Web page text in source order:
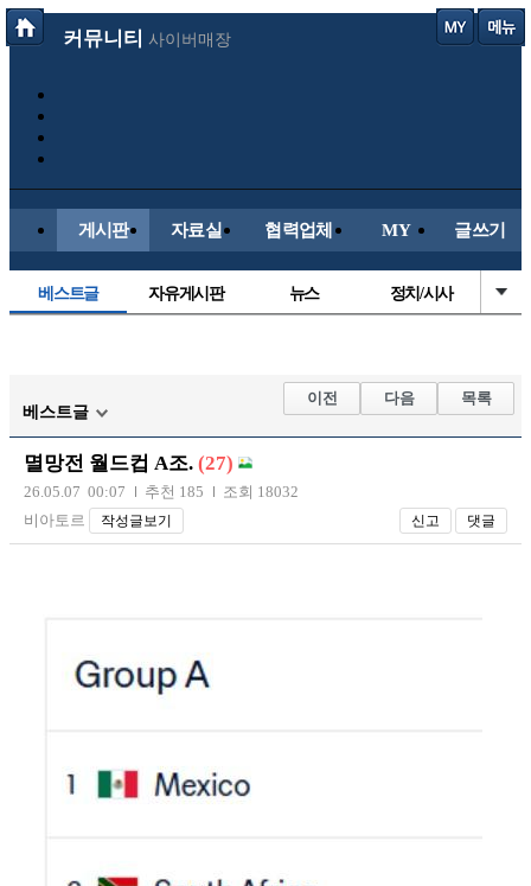
커뮤니티 사이버매장
게시판 자료실 협력업체 MY 글쓰기
베스트글 자유게시판 뉴스 정치/시사
해외축구
국내축구
베스트글
이전 다음 목록
멸망전 월드컵 A조. (27)
26.05.07 00:07 추천 185
조회 18032
비아토르
작성글보기 신고 댓글